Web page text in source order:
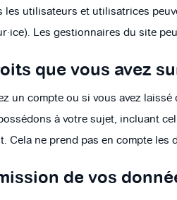
les utilisateurs et utilisatrices
Les gestionnaires du site
que vous avez
un compte ou si vous avez
à votre sujet, incluant
Cela ne prend pas en compte
de vos